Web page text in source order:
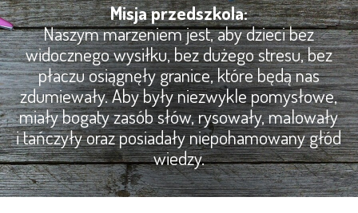
Misja przedszkola:
Naszym marzeniem jest, aby dzieci bez
widocznego wysiłku, bez dużego stresu, bez
płaczu osiągnęły granice, które będą nas
zdumiewały. Aby były niezwykle pomysłowe,
miały bogaty zasób słów, rysowały, malowały
i tańczyły oraz posiadały niepohamowany głód
wiedzy.